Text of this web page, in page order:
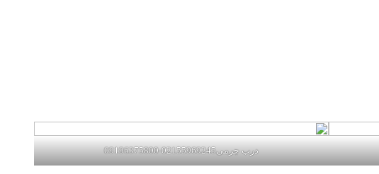
درب چرمی02155969245-09196375800